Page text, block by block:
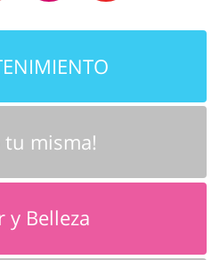
tu misma!
y Belleza